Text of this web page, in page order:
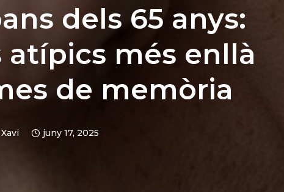
dels 65 anys:
atípics més enllà
de memòria
Xavi juny 17, 2025